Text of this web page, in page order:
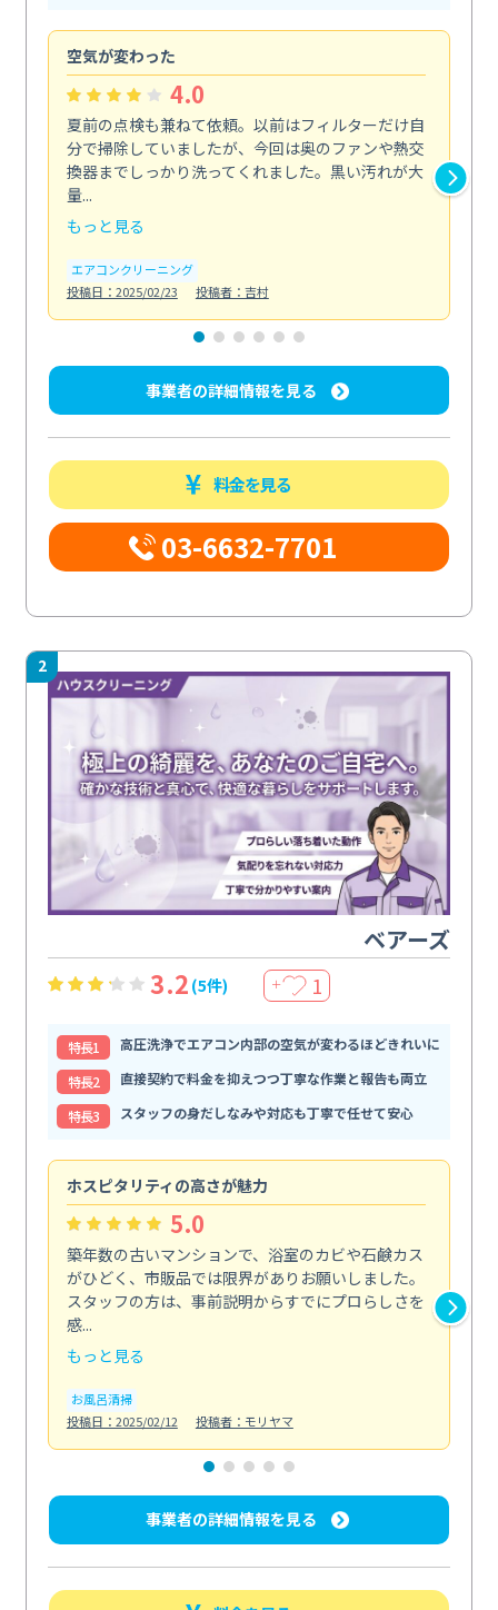
空気が変わった
4.0
夏前の点検も兼ねて依頼。以前はフィルターだけ自
分で掃除していましたが、今回は奥のファンや熱交
換器までしっかり洗ってくれました。黒い汚れが大
量...
もっと見る
エアコンクリーニング
投稿日：2025/02/23
投稿者：吉村
事業者の詳細情報を見る
料金を見る
03-6632-7701
2
ベアーズ
3.2 (5件) ＋ 1
特⻑1
高圧洗浄でエアコン内部の空気が変わるほどきれいに
特⻑2
直接契約で料金を抑えつつ丁寧な作業と報告も両立
特⻑3
スタッフの身だしなみや対応も丁寧で任せて安心
ホスピタリティの高さが魅力
5.0
築年数の古いマンションで、浴室のカビや石鹸カス
がひどく、市販品では限界がありお願いしました。
スタッフの方は、事前説明からすでにプロらしさを
感...
もっと見る
お風呂清掃
投稿日：2025/02/12
投稿者：モリヤマ
事業者の詳細情報を見る